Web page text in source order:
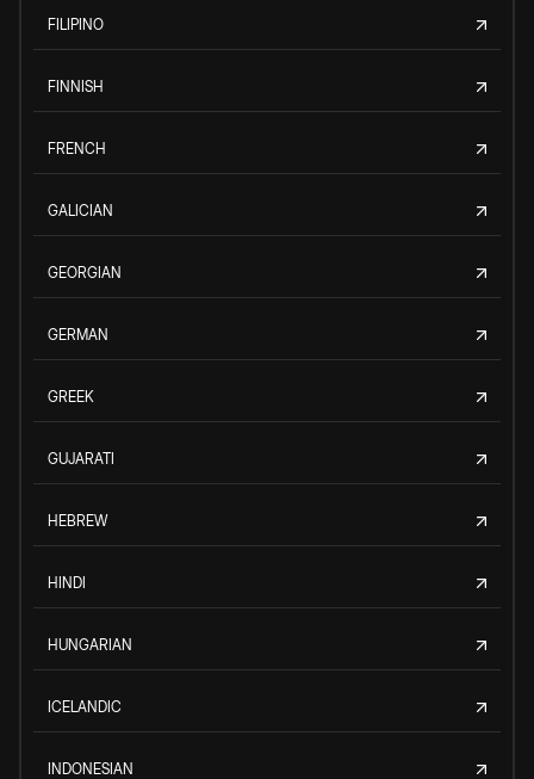
FILIPINO
FINNISH
FRENCH
GALICIAN
GEORGIAN
GERMAN
GREEK
GUJARATI
HEBREW
HINDI
HUNGARIAN
ICELANDIC
INDONESIAN